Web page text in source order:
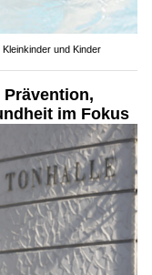
und Kinder
Prävention,
im Fokus